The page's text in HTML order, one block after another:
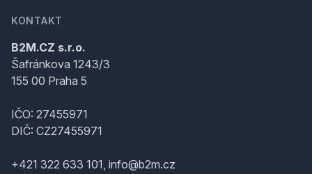
KONTAKT
B2M.CZ s.r.o.
Šafránkova 1243/3
155 00 Praha 5
IČO: 27455971
DIČ: CZ27455971
+421 322 633 101, info@b2m.cz